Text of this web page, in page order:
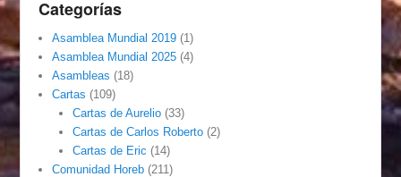
Categorías
Asamblea Mundial 2019 (1)
Asamblea Mundial 2025 (4)
Asambleas (18)
Cartas (109)
Cartas de Aurelio(33)
Cartas de Carlos Roberto(2)
Cartas de Eric (14)
Comunidad Horeb (211)